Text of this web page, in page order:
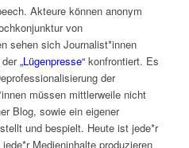
Akteure können anonym
von
sehen sich Journalist*innen
der„Lügenpresse“konfrontiert. Es
der
müssen mittlerweile nicht
Blog, sowie ein eigener
und bespielt. Heute ist jede*r
Medieninhalte produzieren